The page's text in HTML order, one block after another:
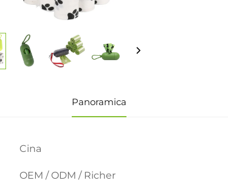
Panoramica
Cina
OEM / ODM / Richer